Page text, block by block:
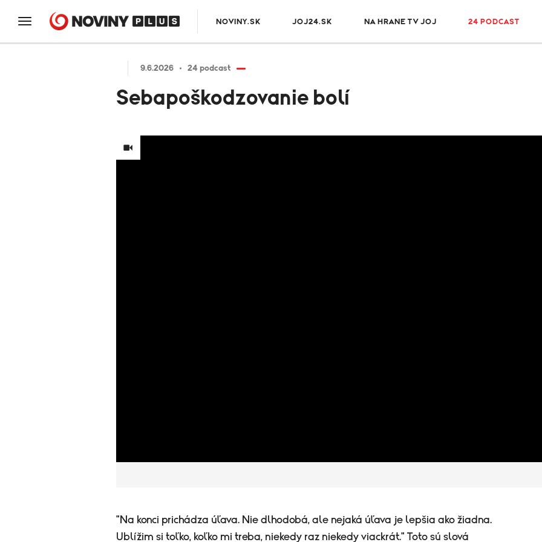
NOVINY.SK JOJ24.SK NA HRANE TV JOJ 24 PODCAST
9.6.2026 24 podcast
Sebapoškodzovanie bolí
"Na konci prichádza úľava. Nie dlhodobá, ale nejaká úľava je lepšia ako žiadna.
Ublížim si toľko, koľko mi treba, niekedy raz niekedy viackrát." Toto sú slová